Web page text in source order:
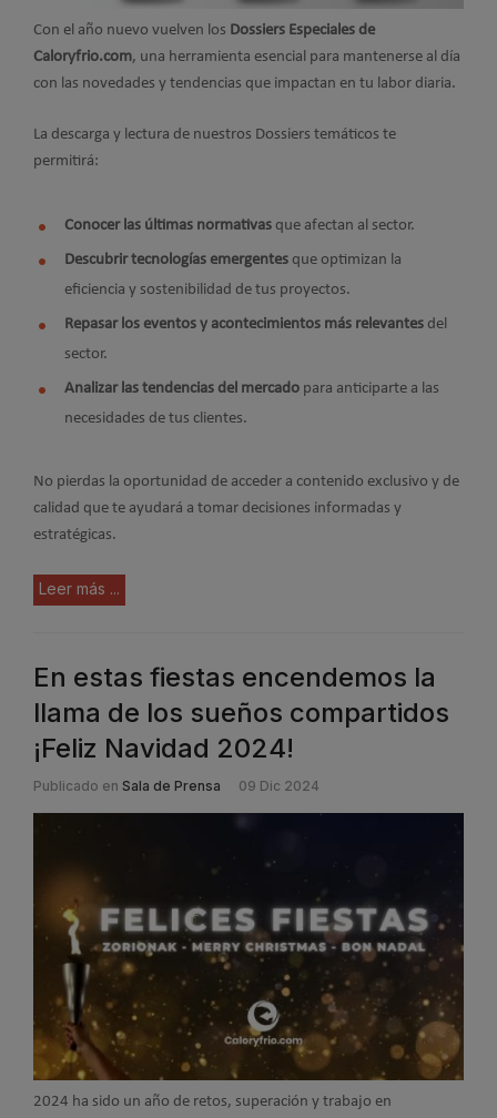
Con el año nuevo vuelven los Dossiers Especiales de
Caloryfrio.com, una herramienta esencial para mantenerse al día
con las novedades y tendencias que impactan en tu labor diaria.
La descarga y lectura de nuestros Dossiers temáticos te
permitirá:
Conocer las últimas normativas que afectan al sector.
Descubrir tecnologías emergentes que optimizan la
eficiencia y sostenibilidad de tus proyectos.
Repasar los eventos y acontecimientos más relevantes del
sector.
Analizar las tendencias del mercado para anticiparte a las
necesidades de tus clientes.
No pierdas la oportunidad de acceder a contenido exclusivo y de
calidad que te ayudará a tomar decisiones informadas y
estratégicas.
Leer más ...
En estas fiestas encendemos la
llama de los sueños compartidos
¡Feliz Navidad 2024!
Publicado en Sala de Prensa 09 Dic 2024
2024 ha sido un año de retos, superación y trabajo en